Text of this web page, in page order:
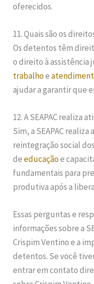
oferecidos.
11. Quais são os
Os detentos têm
o direito à assistência
trabalhoe
ajudar a garantir que
12. A SEAPAC realiza
Sim, a SEAPAC
reintegração social
deeducaçãoe
fundamentais para
produtiva após a
Essas perguntas e
informações sobre a
Crispim Ventino e a
detentos. Se você
entrar em contato